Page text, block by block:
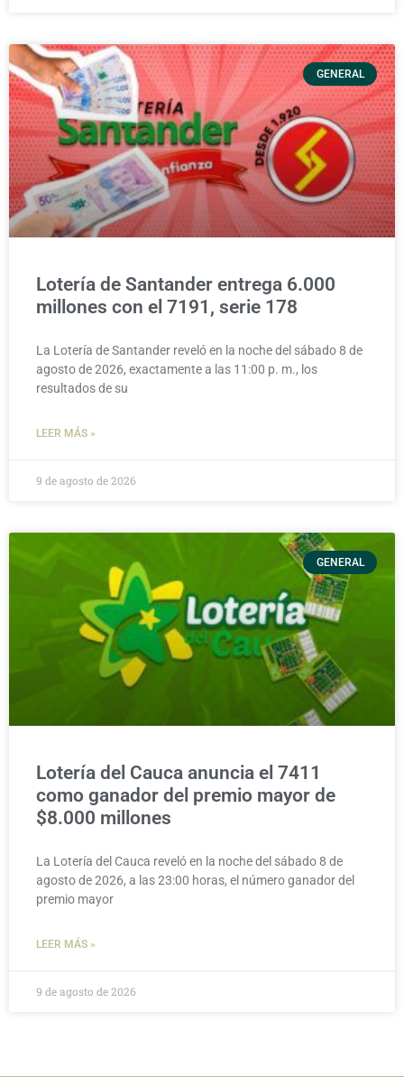
GENERAL
Lotería de Santander entrega 6.000
millones con el 7191, serie 178
La Lotería de Santander reveló en la noche del sábado 8 de
agosto de 2026, exactamente a las 11:00 p. m., los
resultados de su
LEER MÁS »
9 de agosto de 2026
GENERAL
Lotería del Cauca anuncia el 7411
como ganador del premio mayor de
$8.000 millones
La Lotería del Cauca reveló en la noche del sábado 8 de
agosto de 2026, a las 23:00 horas, el número ganador del
premio mayor
LEER MÁS »
9 de agosto de 2026